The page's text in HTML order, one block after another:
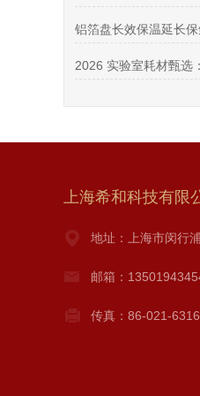
上海希和科技有限
地址：上海市闵行
邮箱：
传真：86-021-